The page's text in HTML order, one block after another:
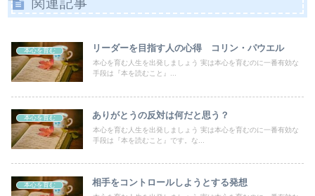
本心を育む リーダーを目指す人の心得 コリン・パウエル
本心を育む人生を出発しましょう 実は本心を育むのに一番有効な
手段は『本を読むこと』...
本心を育む ありがとうの反対は何だと思う？
本心を育む人生を出発しましょう 実は本心を育むのに一番有効な
手段は『本を読むこと』です。な...
本心を育む 相手をコントロールしようとする発想